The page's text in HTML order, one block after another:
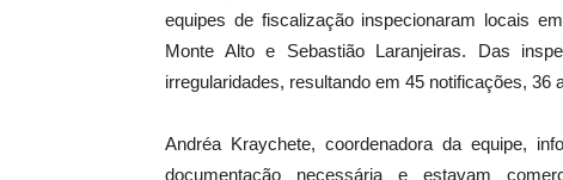
equipes de fiscalização inspecionaram locais
Monte Alto e Sebastião Laranjeiras. Das
irregularidades, resultando em 45 notificações,
Andréa Kraychete, coordenadora da equipe,
documentação necessária e estavam